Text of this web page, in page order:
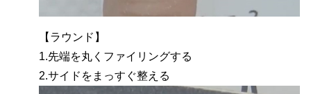
【ラウンド】
1.先端を丸くファイリングする
2.サイドをまっすぐ整える